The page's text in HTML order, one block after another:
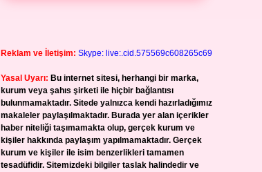
Reklam ve İletişim: Skype: live:.cid.575569c608265c69
Yasal Uyarı: Bu internet sitesi, herhangi bir marka,
kurum veya şahıs şirketi ile hiçbir bağlantısı
bulunmamaktadır. Sitede yalnızca kendi hazırladığımız
makaleler paylaşılmaktadır. Burada yer alan içerikler
haber niteliği taşımamakta olup, gerçek kurum ve
kişiler hakkında paylaşım yapılmamaktadır. Gerçek
kurum ve kişiler ile isim benzerlikleri tamamen
tesadüfidir. Sitemizdeki bilgiler taslak halindedir ve